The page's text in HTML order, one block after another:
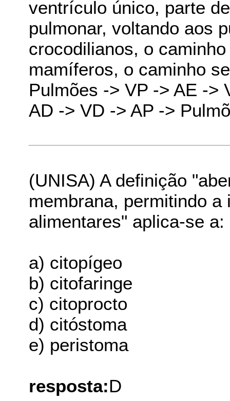
ventrículo único, parte
pulmonar, voltando aos
crocodilianos, o
mamíferos, o caminho
Pulmões -> VP -> AE ->
AD -> VD -> AP ->
(UNISA) A definição
membrana, permitindo
alimentares" aplica-se a:
a) citopígeo
b) citofaringe
c) citoprocto
d) citóstoma
e) peristoma
resposta:D